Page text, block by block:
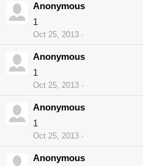
Anonymous
1
Oct 25, 2013
Anonymous
1
Oct 25, 2013
Anonymous
1
Oct 25, 2013
Anonymous